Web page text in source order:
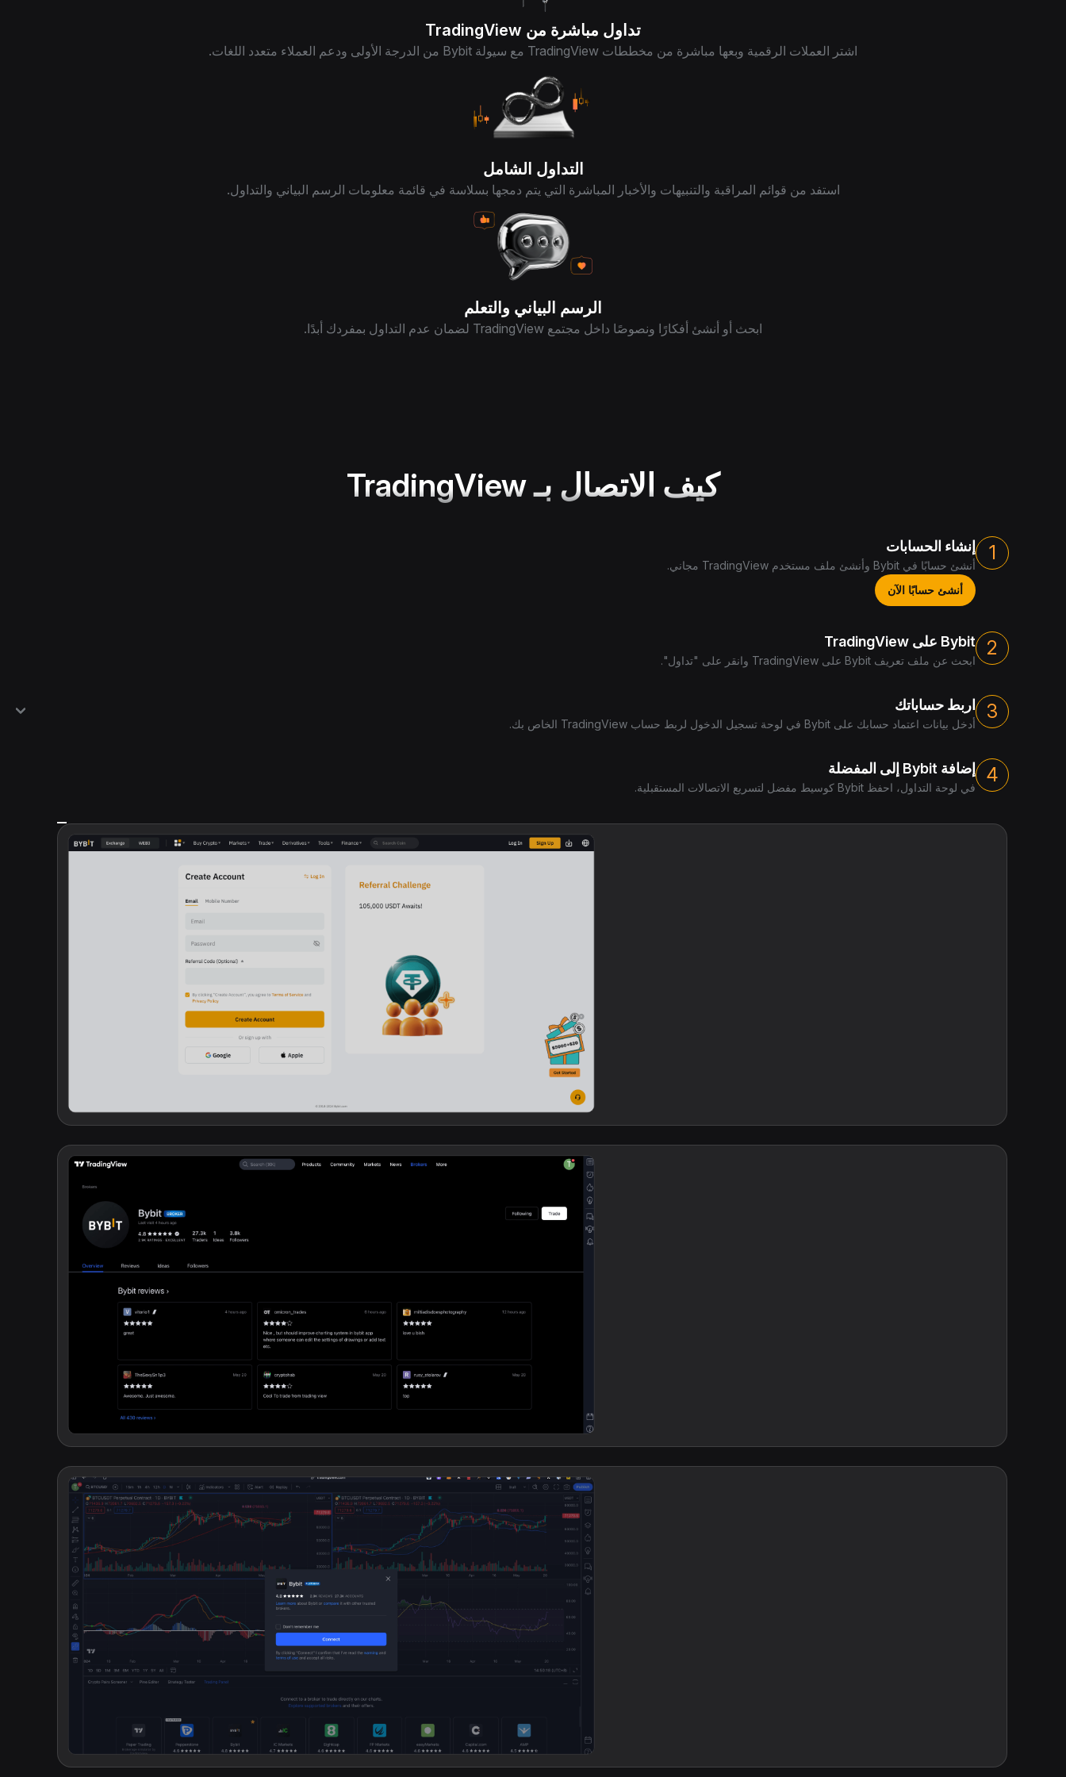
تداول مباشرة من TradingView
اشتر العملات الرقمية وبعها مباشرة من مخططات TradingView مع سيولة Bybit من الدرجة الأولى ودعم العملاء متعدد اللغات.
التداول الشامل
استفد من قوائم المراقبة والتنبيهات والأخبار المباشرة التي يتم دمجها بسلاسة في قائمة معلومات الرسم البياني والتداول.
الرسم البياني والتعلم
ابحث أو أنشئ أفكارًا ونصوصًا داخل مجتمع TradingView لضمان عدم التداول بمفردك أبدًا.
كيف الاتصال بـ TradingView
1 إنشاء الحسابات
أنشئ حسابًا في Bybit وأنشئ ملف مستخدم TradingView مجاني.
أنشئ حسابًا الآن
2 Bybit على TradingView
ابحث عن ملف تعريف Bybit على TradingView وانقر على "تداول".
3 اربط حساباتك
أدخل بيانات اعتماد حسابك على Bybit في لوحة تسجيل الدخول لربط حساب TradingView الخاص بك.
4 إضافة Bybit إلى المفضلة
في لوحة التداول، احفظ Bybit كوسيط مفضل لتسريع الاتصالات المستقبلية.